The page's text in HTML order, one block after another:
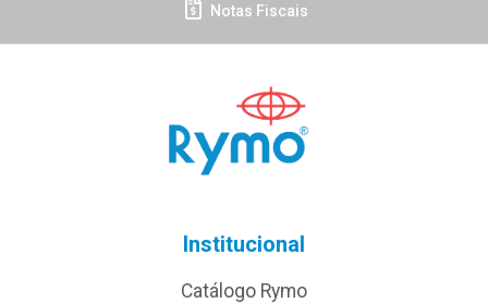
Notas Fiscais
Institucional
Catálogo Rymo